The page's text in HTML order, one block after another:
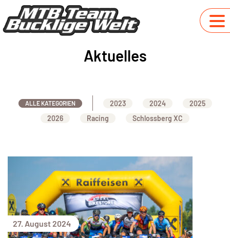
Aktuelles
ALLE KATEGORIEN 2023 2024
2025
2026
Racing Schlossberg XC
27. August 2024